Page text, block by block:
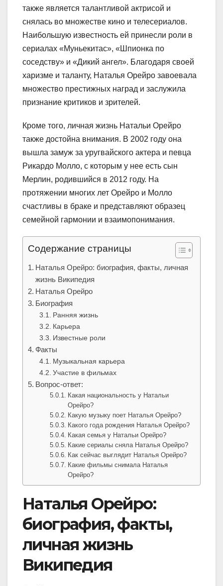
также является талантливой актрисой и
снялась во множестве кино и телесериалов.
Наибольшую известность ей принесли роли в
сериалах «Муньекитас», «Шпионка по
соседству» и «Дикий ангел». Благодаря своей
харизме и таланту, Наталья Орейро завоевала
множество престижных наград и заслужила
признание критиков и зрителей.
Кроме того, личная жизнь Натальи Орейро
также достойна внимания. В 2002 году она
вышла замуж за уругвайского актера и певца
Рикардо Молло, с которым у нее есть сын
Мерлин, родившийся в 2012 году. На
протяжении многих лет Орейро и Молло
счастливы в браке и представляют образец
семейной гармонии и взаимопонимания.
Содержание страницы
Наталья Орейро: биография, факты, личная
жизнь Википедия
Наталья Орейро
Биография
Ранняя жизнь
Карьера
Известные роли
Факты
Музыкальная карьера
Участие в фильмах
Вопрос-ответ:
Какая национальность у Натальи
Орейро?
Какую музыку поет Наталья Орейро?
Какого года рождения Наталья Орейро?
Какая семья у Натальи Орейро?
Какие сериалы сняла Наталья Орейро?
Как сейчас выглядит Наталья Орейро?
Какие фильмы снимала Наталья
Орейро?
Наталья Орейро:
биография, факты,
личная жизнь
Википедия